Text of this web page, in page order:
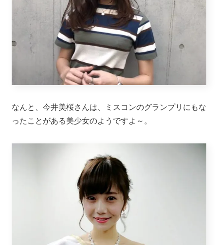
なんと、今井美桜さんは、ミスコンのグランプリにもな
ったことがある美少女のようですよ～。